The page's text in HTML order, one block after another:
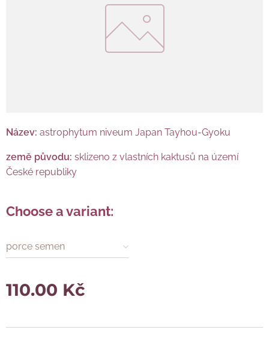
Název: astrophytum niveum Japan Tayhou-Gyoku
země původu: sklizeno z vlastních kaktusů na území
České republiky
Choose a variant:
porce semen
110.00 Kč